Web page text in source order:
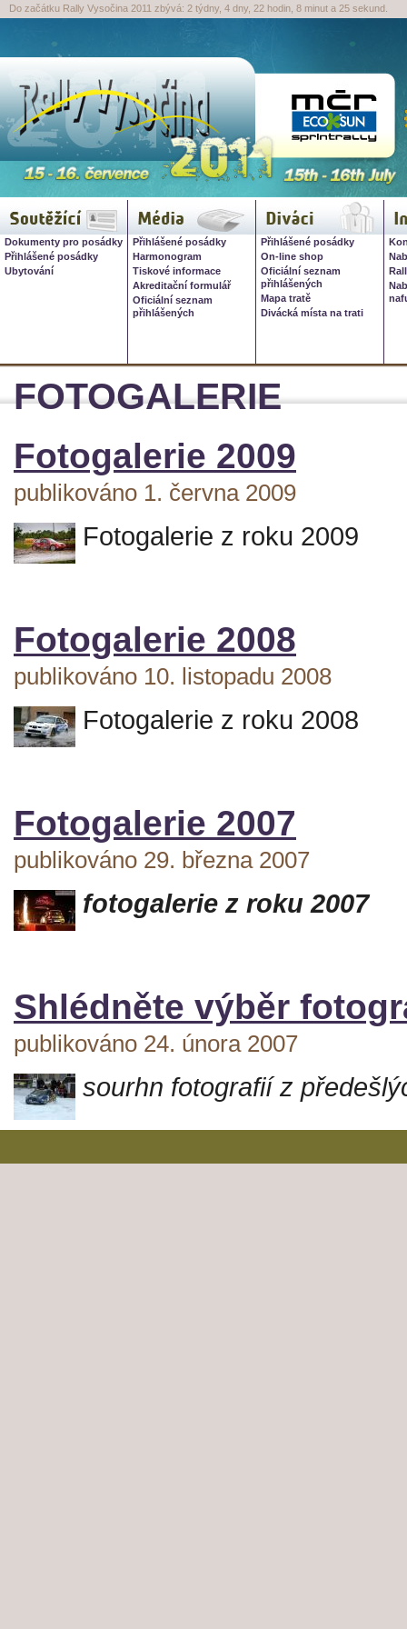
Rally Vysočina 2026, 16.
FOTOGALERIE
Fotogalerie 2009
publikováno 1. června 2009
Fotogalerie z roku 2009
Fotogalerie 2008
publikováno 10. listopadu 2008
Fotogalerie z roku 2008
Fotogalerie 2007
publikováno 29. března 2007
fotogalerie z roku 2007
Shlédněte výběr
publikováno 24. února 2007
sourhn fotografií z
Do začátku Rally Vysočina 2011 zbývá: 2 týdny, 4 dny, 22 hodin, 8 minut a 24 sekund.
Soutěžící
Dokumenty pro posádky
Přihlášené posádky
Ubytování
Média
Přihlášené posádky
Harmonogram
Tiskové informace
Akreditační formulář
Oficiální seznam
přihlášených
Diváci
Přihlášené posádky
On-line shop
Oficiální seznam
přihlášených
Mapa tratě
Divácká místa na trati